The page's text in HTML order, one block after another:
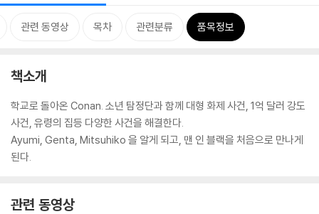
관련 동영상 목차 관련분류 품목정보
책소개
학교로 돌아온 Conan. 소년 탐정단과 함께 대형 화제 사건, 1억 달러 강도
사건, 유령의 집등 다양한 사건을 해결한다.
Ayumi, Genta, Mitsuhiko 을 알게 되고, 맨 인 블랙을 처음으로 만나게
된다.
관련 동영상